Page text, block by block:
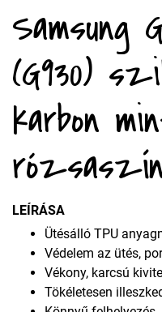
Samsung
(G930)
karbon
LEÍRÁSA
Ütésálló TPU
Védelem az ütés,
Vékony, karcsú
Tökéletesen